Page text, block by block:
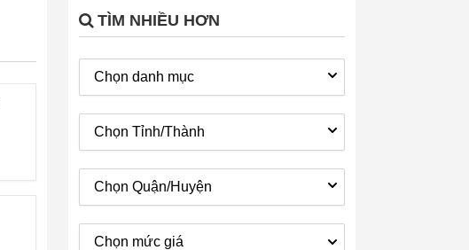
TÌM NHIỀU HƠN
Chọn danh mục
Chọn Tỉnh/Thành
Chọn Quận/Huyện
Chọn mức giá